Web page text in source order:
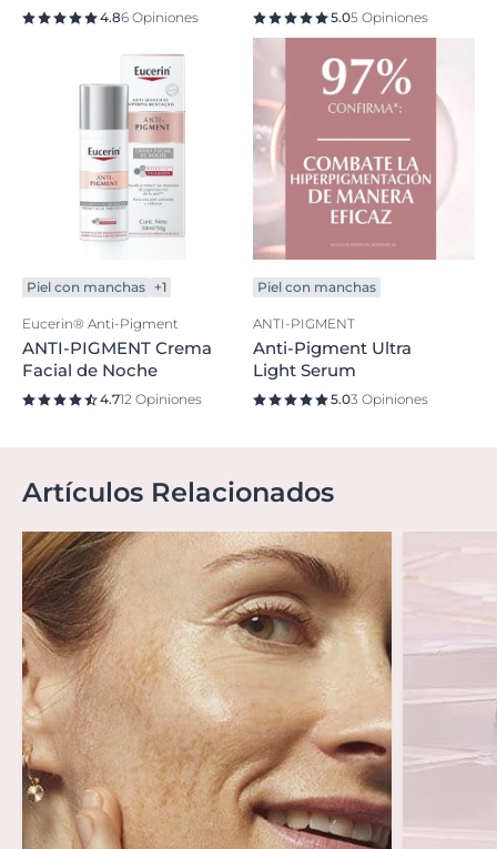
4.86 Opiniones 5.05 Opiniones
Piel con manchas +1
Eucerin® Anti-Pigment
ANTI-PIGMENT Crema
Facial de Noche
4.712 Opiniones
Piel con manchas
ANTI-PIGMENT
Anti-Pigment Ultra
Light Serum
5.03 Opiniones
Artículos Relacionados